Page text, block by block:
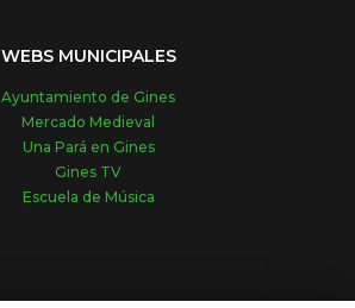
WEBS MUNICIPALES
Ayuntamiento de Gines
Mercado Medieval
Una Pará en Gines
Gines TV
Escuela de Música